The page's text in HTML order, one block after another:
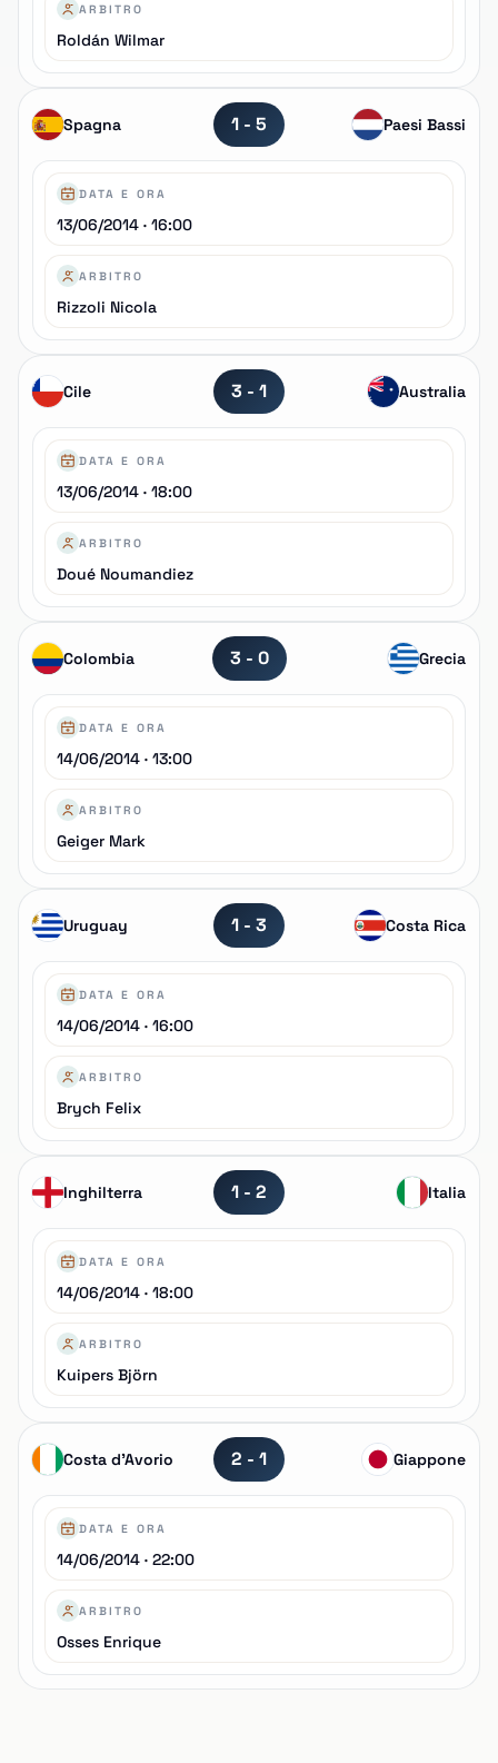
ARBITRO
Roldán Wilmar
Spagna 1 - 5 Paesi Bassi
DATA E ORA
13/06/2014 · 16:00
ARBITRO
Rizzoli Nicola
Cile 3 - 1 Australia
DATA E ORA
13/06/2014 · 18:00
ARBITRO
Doué Noumandiez
Colombia 3 - 0 Grecia
DATA E ORA
14/06/2014 · 13:00
ARBITRO
Geiger Mark
Uruguay 1 - 3 Costa Rica
DATA E ORA
14/06/2014 · 16:00
ARBITRO
Brych Felix
Inghilterra 1 - 2 Italia
DATA E ORA
14/06/2014 · 18:00
ARBITRO
Kuipers Björn
Costa d'Avorio 2 - 1 Giappone
DATA E ORA
14/06/2014 · 22:00
ARBITRO
Osses Enrique